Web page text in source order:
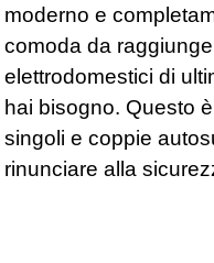
moderno e
comoda da
elettrodomestici di
hai bisogno. Questo
singoli e coppie
rinunciare alla